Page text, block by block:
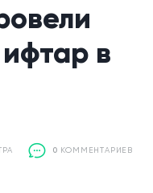
в
0 КОММЕНТАРИЕВ